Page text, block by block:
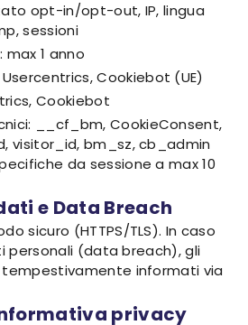
opt-in/opt-out, IP, lingua
sessioni
1 anno
Cookiebot (UE)
Cookiebot
__cf_bm, CookieConsent,
visitor_id, bm_sz, cb_admin
da sessione a max 10
e Data Breach
sicuro (HTTPS/TLS). In caso
personali (data breach), gli
informati via
privacy